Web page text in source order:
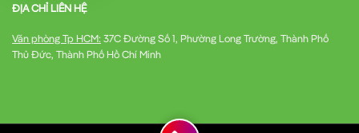
ĐỊA CHỈ LIÊN HỆ
Văn phòng Tp HCM: 37C Đường Số 1, Phường Long Trường, Thành Phố
Thủ Đức, Thành Phố Hồ Chí Minh